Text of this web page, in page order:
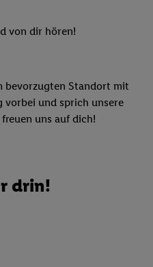
von dir hören!
bevorzugten Standort mit
vorbei und sprich unsere
uns auf dich!
drin!